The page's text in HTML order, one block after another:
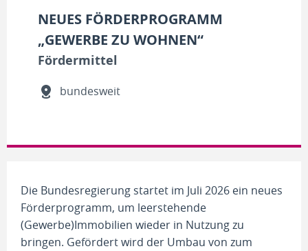
NEUES FÖRDERPROGRAMM
„GEWERBE ZU WOHNEN“
Fördermittel
bundesweit
Die Bundesregierung startet im Juli 2026 ein neues
Förderprogramm, um leerstehende
(Gewerbe)Immobilien wieder in Nutzung zu
bringen. Gefördert wird der Umbau von zum